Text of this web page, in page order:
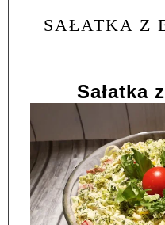
SAŁATKA Z
Sałatka